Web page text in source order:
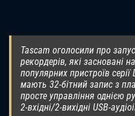
Tascam оголосили про
рекордерів, які засновані
популярних пристроїв серії
мають 32-бітний запис з
просте управління однією
2-вхідні/2-вихідні USB-